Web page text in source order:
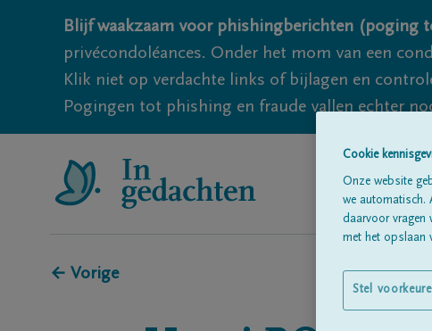
Blijf waakzaam voor phishingberichten (poging
privécondoléances. Onder het mom van een
Klik niet op verdachte links of bijlagen en
Pogingen tot phishing en fraude vallen echter
← Vorige
Cookie
Onze website
we automatisch.
daarvoor vragen
met het opslaan
Stel